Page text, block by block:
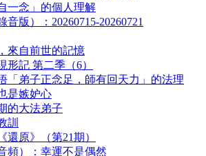
一念」的個人理解
音版）：20260715-20260721
來自前世的記憶
形記 第二季（6）
「弟子正念足，師有回天力」的法理
是嫉妒心
的大法弟子
訓
還原》（第21期）
頻）：幸運不是偶然